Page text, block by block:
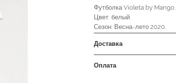
Футболка Violeta by Mango.
Цвет: белый.
Сезон: Весна-лето 2020.
Доставка
Оплата